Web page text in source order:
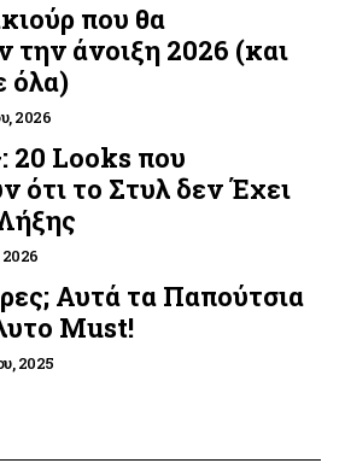
που θα
την άνοιξη 2026 (και
όλα)
2026
20 Looks που
ότι το Στυλ δεν Έχει
2026
Αυτά τα Παπούτσια
Must!
2025